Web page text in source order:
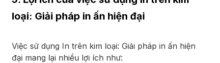
loại: Giải pháp in ấn hiện đại
Việc sử dụng In trên kim loại: Giải pháp in ấn hiện
đại mang lại nhiều lợi ích như: